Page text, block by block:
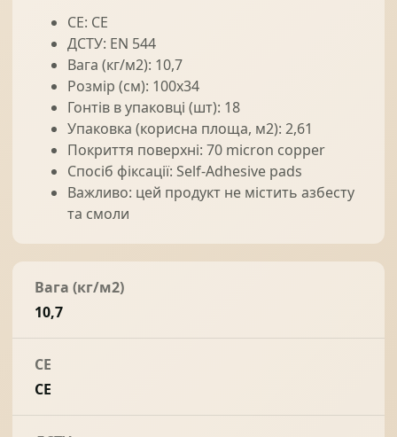
CE: CE
ДСТУ: EN 544
Вага (кг/м2): 10,7
Розмір (см): 100x34
Гонтів в упаковці (шт): 18
Упаковка (корисна площа, м2): 2,61
Покриття поверхні: 70 micron copper
Спосіб фіксації: Self-Adhesive pads
Важливо: цей продукт не містить азбесту
та смоли
Вага (кг/м2)
10,7
CE
CE